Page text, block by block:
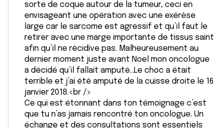
sorte de coque autour de la tumeur, ceci en
envisageant une opération avec une exérèse
large car le sarcome est agressif et qu’il faut le
retirer avec une marge importante de tissus saint
afin qu’il ne récidive pas. Malheureusement au
dernier moment juste avant Noel mon oncologue
a décidé qu’il fallait amputé…Le choc a était
terrible et j’ai été amputé de la cuisse droite le 16
janvier 2018.<br />
Ce qui est étonnant dans ton témoignage c’est
que tu n’as jamais rencontré ton oncologue. Un
échange et des consultations sont essentiels